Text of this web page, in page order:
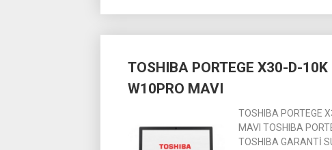
TOSHIBA PORTEGE X30-D-
W10PRO MAVI
TOSHIBA PORTEGE
MAVI TOSHIBA
TOSHIBA GARANTİ